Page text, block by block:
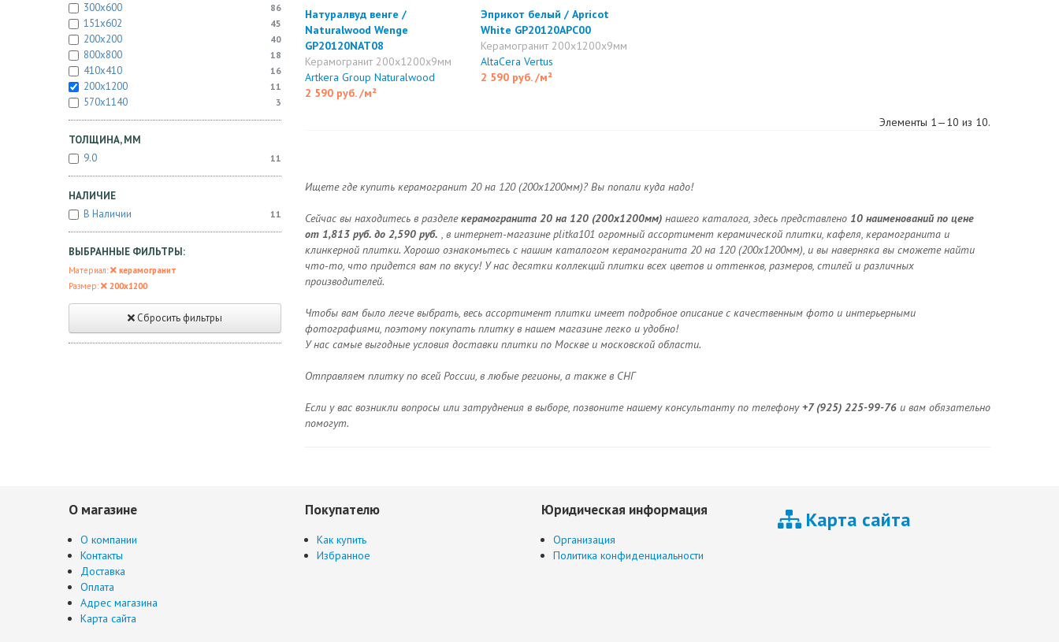
300x600 86
151x602 45
200x200 40
800x800 18
410x410 16
200x1200 11
570x1140 3
ТОЛЩИНА, ММ
9.0
11
НАЛИЧИЕ
В Наличии
11
ВЫБРАННЫЕ ФИЛЬТРЫ:
Материал:
керамогранит
Размер:
200x1200
Сбросить фильтры
Натуралвуд венге /
Naturalwood Wenge
GP20120NAT08
Керамогранит 200x1200x9мм
Artkera Group Naturalwood
2 590 руб./м²
Эприкот белый / Apricot
White GP20120APC00
Керамогранит 200x1200x9мм
AltaCera Vertus
2 590 руб./м²
Элементы 1—10 из 10.
Ищете где купить керамогранит 20 на 120 (200x1200мм)? Вы попали куда надо!
Сейчас вы находитесь в разделекерамогранита 20 на 120 (200x1200мм) нашего каталога, здесь представлено 10 наименований по цене
от 1,813 руб. до 2,590 руб. , в интернет-магазине plitka101 огромный ассортимент керамической плитки, кафеля, керамогранита и
клинкерной плитки. Хорошо ознакомьтесь с нашим каталогом керамогранита 20 на 120 (200x1200мм), и вы наверняка вы сможете найти
что-то, что придется вам по вкусу! У нас десятки коллекций плитки всех цветов и оттенков, размеров, стилей и различных
производителей.
Чтобы вам было легче выбрать, весь ассортимент плитки имеет подробное описание с качественным фото и интерьерными
фотографиями, поэтому покупать плитку в нашем магазине легко и удобно!
У нас самые выгодные условия доставки плитки по Москве и московской области.
Отправляем плитку по всей России, в любые регионы, а также в СНГ
Если у вас возникли вопросы или затруднения в выборе, позвоните нашему консультанту по телефону+7 (925) 225-99-76 и вам обязательно
помогут.
О магазине
О компании
Контакты
Доставка
Оплата
Адрес магазина
Карта сайта
Покупателю
Как купить
Избранное
Юридическая информация
Организация
Политика конфиденциальности
Карта сайта